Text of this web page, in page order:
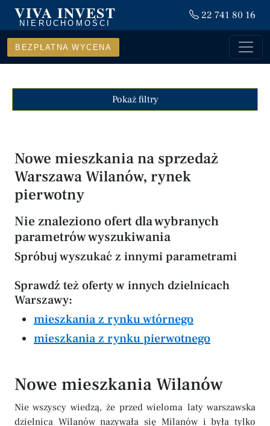
VIVA INVEST
NIERUCHOMOŚCI
22 741 80 16
BEZPŁATNA WYCENA
Pokaż filtry
Nowe mieszkania na sprzedaż
Warszawa Wilanów, rynek
pierwotny
Nie znaleziono ofert dla wybranych
parametrów wyszukiwania
Spróbuj wyszukać z innymi parametrami
Sprawdź też oferty w innych dzielnicach
Warszawy:
mieszkania z rynku wtórnego
mieszkania z rynku pierwotnego
Nowe mieszkania Wilanów
Nie wszyscy wiedzą, że przed wieloma laty warszawska
dzielnica Wilanów nazywała się Milanów i była tylko